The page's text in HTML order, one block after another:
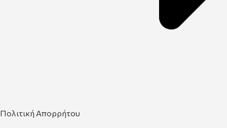
Πολιτική Απορρήτου